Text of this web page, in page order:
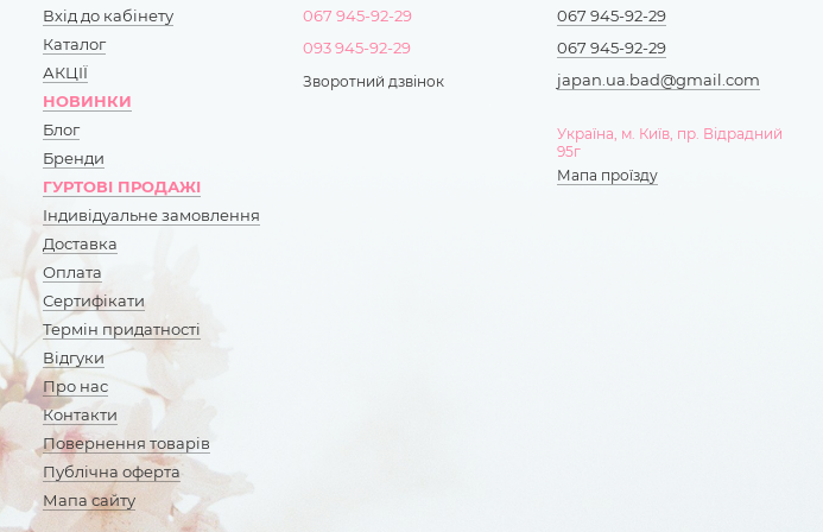
Вхід до кабінету
Каталог
АКЦІЇ
НОВИНКИ
Блог
Бренди
ГУРТОВІ ПРОДАЖІ
Індивідуальне замовлення
Доставка
Оплата
Сертифікати
Термін придатності
Відгуки
Про нас
Контакти
Повернення товарів
Публічна оферта
Мапа сайту
067 945-92-29
093 945-92-29
Зворотний дзвінок
067 945-92-29
067 945-92-29
japan.ua.bad@gmail.com
Україна, м. Київ, пр. Відрадний
95г
Мапа проїзду